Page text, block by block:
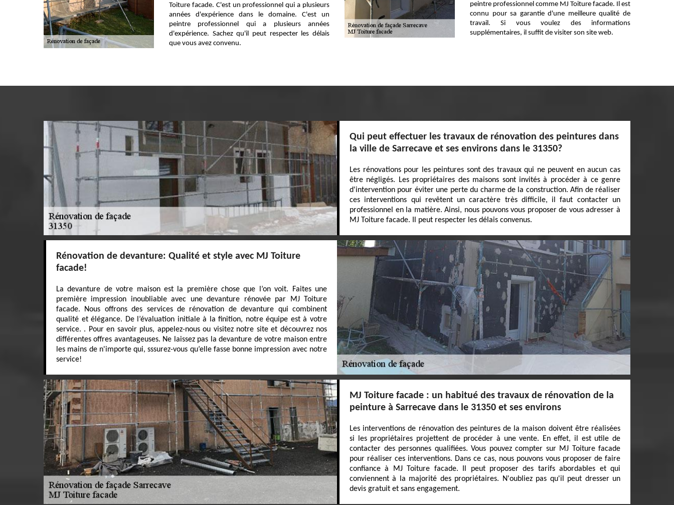
Toiture facade. C'est un professionnel qui a plusieurs
années d'expérience dans le domaine. C'est un
peintre professionnel qui a plusieurs années
d'expérience. Sachez qu'il peut respecter les délais
que vous avez convenu.
peintre professionnel comme MJ Toiture facade. Il est
connu pour sa garantie d'une meilleure qualité de
travail. Si vous voulez des informations
supplémentaires, il suffit de visiter son site web.
Qui peut effectuer les travaux de rénovation des peintures dans
la ville de Sarrecave et ses environs dans le 31350?
Les rénovations pour les peintures sont des travaux qui ne peuvent en aucun cas
être négligés. Les propriétaires des maisons sont invités à procéder à ce genre
d'intervention pour éviter une perte du charme de la construction. Afin de réaliser
ces interventions qui revêtent un caractère très difficile, il faut contacter un
professionnel en la matière. Ainsi, nous pouvons vous proposer de vous adresser à
MJ Toiture facade. Il peut respecter les délais convenus.
Rénovation de devanture: Qualité et style avec MJ Toiture
facade!
La devanture de votre maison est la première chose que l’on voit. Faites une
première impression inoubliable avec une devanture rénovée par MJ Toiture
facade. Nous offrons des services de rénovation de devanture qui combinent
qualité et élégance. De l’évaluation initiale à la finition, notre équipe est à votre
service. . Pour en savoir plus, appelez-nous ou visitez notre site et découvrez nos
différentes offres avantageuses. Ne laissez pas la devanture de votre maison entre
les mains de n'importe qui, sssurez-vous qu’elle fasse bonne impression avec notre
service!
MJ Toiture facade : un habitué des travaux de rénovation de la
peinture à Sarrecave dans le 31350 et ses environs
Les interventions de rénovation des peintures de la maison doivent être réalisées
si les propriétaires projettent de procéder à une vente. En effet, il est utile de
contacter des personnes qualifiées. Vous pouvez compter sur MJ Toiture facade
pour réaliser ces interventions. Dans ce cas, nous pouvons vous proposer de faire
confiance à MJ Toiture facade. Il peut proposer des tarifs abordables et qui
conviennent à la majorité des propriétaires. N'oubliez pas qu'il peut dresser un
devis gratuit et sans engagement.